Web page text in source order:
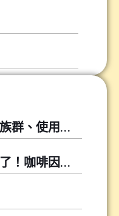
猛健樂功效、適用族群、使用方式與常見問題
愛喝咖啡的人有福了！咖啡因可以幫你降低尿酸！